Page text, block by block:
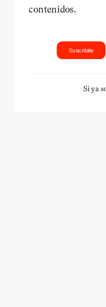
contenidos.
Suscribite
Si ya